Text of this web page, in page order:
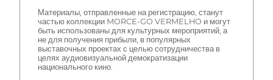
Материалы, отправленные на регистрацию, станут
частью коллекции MORCE-GO VERMELHO и могут
быть использованы для культурных мероприятий, а
не для получения прибыли, в популярных
выставочных проектах с целью сотрудничества в
целях аудиовизуальной демократизации
национального кино.